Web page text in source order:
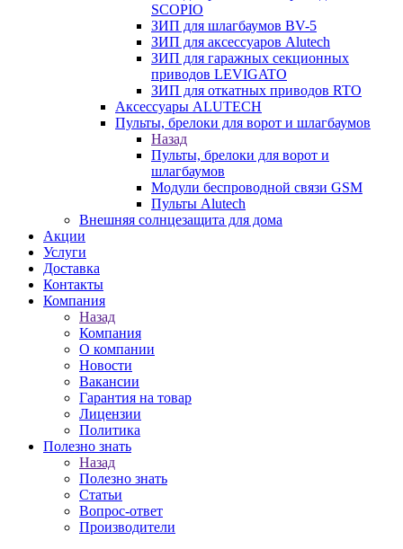
SCOPIO
ЗИП для шлагбаумов BV-5
ЗИП для аксессуаров Alutech
ЗИП для гаражных секционных
приводов LEVIGATO
ЗИП для откатных приводов RTO
Аксессуары ALUTECH
Пульты, брелоки для ворот и шлагбаумов
Назад
Пульты, брелоки для ворот и
шлагбаумов
Модули беспроводной связи GSM
Пульты Alutech
Внешняя солнцезащита для дома
Акции
Услуги
Доставка
Контакты
Компания
Назад
Компания
О компании
Новости
Вакансии
Гарантия на товар
Лицензии
Политика
Полезно знать
Назад
Полезно знать
Статьи
Вопрос-ответ
Производители